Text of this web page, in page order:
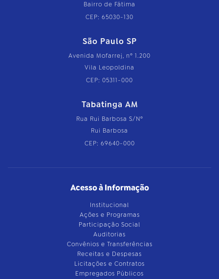
Bairro de Fátima
CEP: 65030-130
São Paulo SP
Avenida Mofarrej, nº 1.200
Vila Leopoldina
CEP: 05311-000
Tabatinga AM
Rua Rui Barbosa S/Nº
Rui Barbosa
CEP: 69640-000
Acesso à Informação
Institucional
Ações e Programas
Participação Social
Auditorias
Convênios e Transferências
Receitas e Despesas
Licitações e Contratos
Empregados Públicos